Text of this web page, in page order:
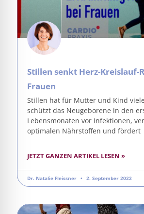
Stillen senkt Herz-Kreislauf-
Frauen
Stillen hat für Mutter und Kind
schützt das Neugeborene in den
Lebensmonaten vor Infektionen,
optimalen Nährstoffen und fördert
JETZT GANZEN ARTIKEL LESEN »
Dr. Natalie Fleissner 2. September 2022